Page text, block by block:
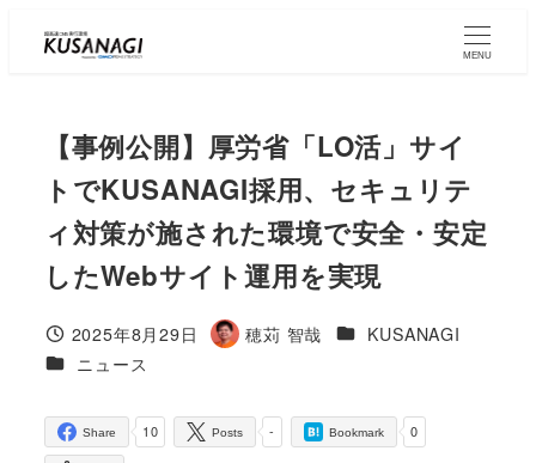
Skip
MENU
【事例公開】厚労省「LO活」サイ
トでKUSANAGI採用、セキュリテ
ィ対策が施された環境で安全・安定
したWebサイト運用を実現
Published
2025年8月29日
Author
穂苅 智哉 ニュース・お知らせタイ
KUSANAGI
ニュース・お知らせタイプ
ニュース
10
Share -
Posts 0
Bookmark